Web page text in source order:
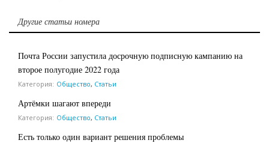
Другие статьи номера
Почта России запустила досрочную подписную кампанию на
второе полугодие 2022 года
Категория: Общество, Статьи
Артёмки шагают впереди
Категория: Общество, Статьи
Есть только один вариант решения проблемы